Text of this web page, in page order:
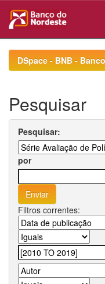
navigationDSpace - BNB -
Pesquisar
Pesquisar:
por
Filtros correntes: